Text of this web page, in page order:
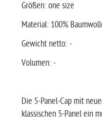
Größen: one size
Material: 100%
Gewicht netto: -
Volumen: -
Die 5-Panel-Cap mit
klassischen 5-Panel ein